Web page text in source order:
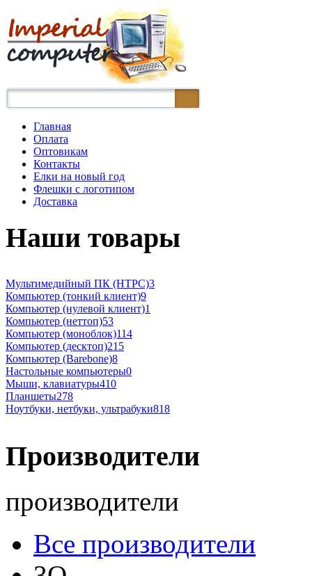
Главная
Оплата
Оптовикам
Контакты
Елки на новый год
Флешки с логотипом
Доставка
Наши товары
Мультимедийный ПК (HTPC)3
Компьютер (тонкий клиент)9
Компьютер (нулевой клиент)1
Компьютер (неттоп)53
Компьютер (моноблок)114
Компьютер (десктоп)215
Компьютер (Barebone)8
Настольные компьютеры0
Мыши, клавиатуры410
Планшеты278
Ноутбуки, нетбуки, ультрабуки818
Производители
производители
Все производители